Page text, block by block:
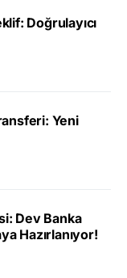
Doğrulayıcı
Yeni
Dev Banka
Hazırlanıyor!